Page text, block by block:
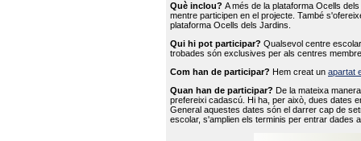
Què inclou? A més de la plataforma Ocells
mentre participen en el projecte. També
plataforma Ocells dels Jardins.
Qui hi pot participar? Qualsevol centre
trobades són exclusives per als centres
Com han de participar? Hem creat un apartat
Quan han de participar? De la mateixa
prefereixi cadascú. Hi ha, per això, dues dates
General aquestes dates són el darrer cap de
escolar, s'amplien els terminis per entrar dades